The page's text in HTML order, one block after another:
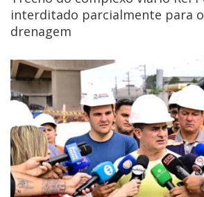
interditado parcialmente para
drenagem